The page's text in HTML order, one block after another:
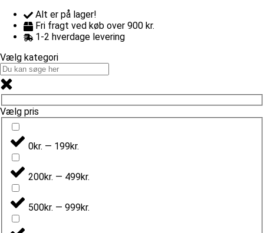
Alt er på lager!
Fri fragt ved køb over 900 kr.
1-2 hverdage levering
Vælg kategori
Vælg pris
0kr. — 199kr.
200kr. — 499kr.
500kr. — 999kr.